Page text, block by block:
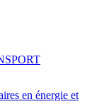
en énergie et